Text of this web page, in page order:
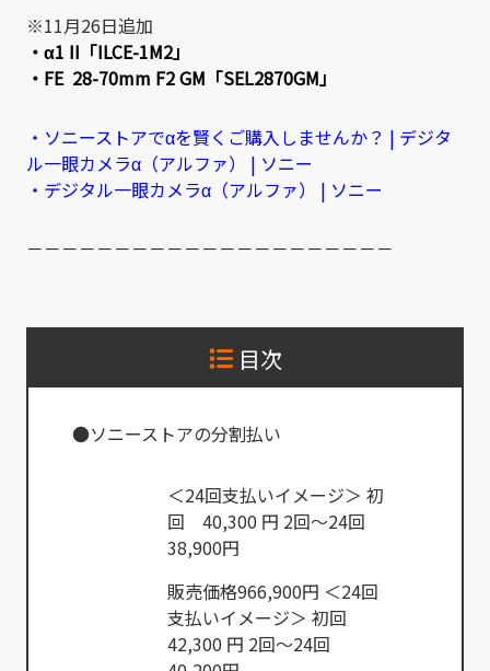
※11月26日追加
・α1 II「ILCE-1M2」
・FE 28-70mm F2 GM 「SEL2870GM」
・ソニーストアでαを賢くご購入しませんか？ | デジタ
ル一眼カメラα（アルファ） | ソニー
・デジタル一眼カメラα（アルファ） | ソニー
－－－－－－－－－－－－－－－－－－－－－
目次
●ソニーストアの分割払い
＜24回支払いイメージ＞ 初
回 40,300 円 2回～24回
38,900円
販売価格966,900円 ＜24回
支払いイメージ＞ 初回
42,300 円 2回～24回